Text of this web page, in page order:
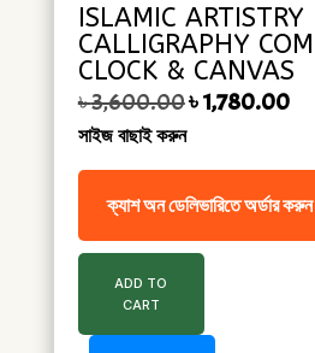
ISLAMIC ARTISTRY
CALLIGRAPHY
CLOCK & CANVAS
৳3,600.00Original price was: ৳ 3,600.00.
৳1,780.00
সাইজ বাছাই করুন
ক্যাশ অন ডেলিভারিতে অর্ডার করুন
ADD TO
CART